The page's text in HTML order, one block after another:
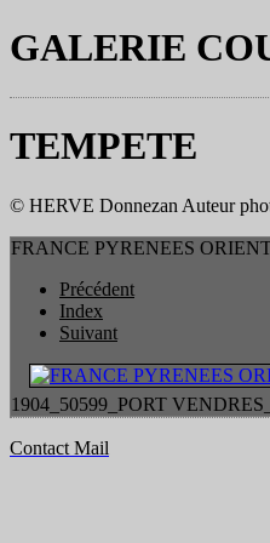
GALERIE
TEMPETE
© HERVE Donnezan Auteur
FRANCE PYRENEES
Précédent
Index
Suivant
1904_50599_PORT
Contact Mail